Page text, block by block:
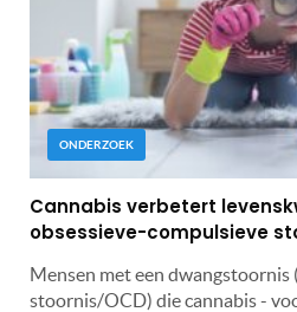
ONDERZOEK
Cannabis verbetert
obsessieve-compulsieve
Mensen met een dwangstoornis
stoornis/OCD) die cannabis -